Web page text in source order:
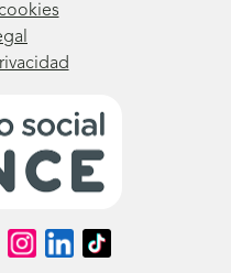
Síguenos
en
Síguenos
en
Síguenos
en